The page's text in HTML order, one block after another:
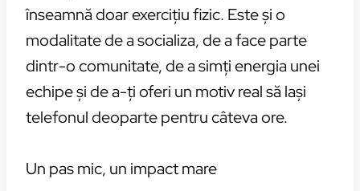
înseamnă doar exercițiu fizic. Este și o
modalitate de a socializa, de a face parte
dintr-o comunitate, de a simți energia unei
echipe și de a-ți oferi un motiv real să lași
telefonul deoparte pentru câteva ore.
Un pas mic, un impact mare